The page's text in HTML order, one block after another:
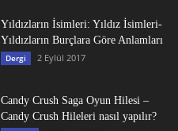
Yıldızların İsimleri: Yıldız İsimleri-
Yıldızların Burçlara Göre Anlamları
Dergi 2 Eylül 2017
Candy Crush Saga Oyun Hilesi –
Candy Crush Hileleri nasıl yapılır?